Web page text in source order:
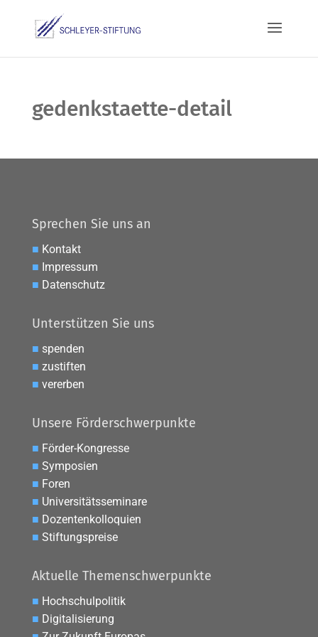
gedenkstaette-detail
Sprechen Sie uns an
■ Kontakt
■ Impressum
■ Datenschutz
Unterstützen Sie uns
■ spenden
■ zustiften
■ vererben
Unsere Förderschwerpunkte
■ Förder-Kongresse
■ Symposien
■ Foren
■ Universitätsseminare
■ Dozentenkolloquien
■ Stiftungspreise
Aktuelle Themenschwerpunkte
■ Hochschulpolitik
■ Digitalisierung